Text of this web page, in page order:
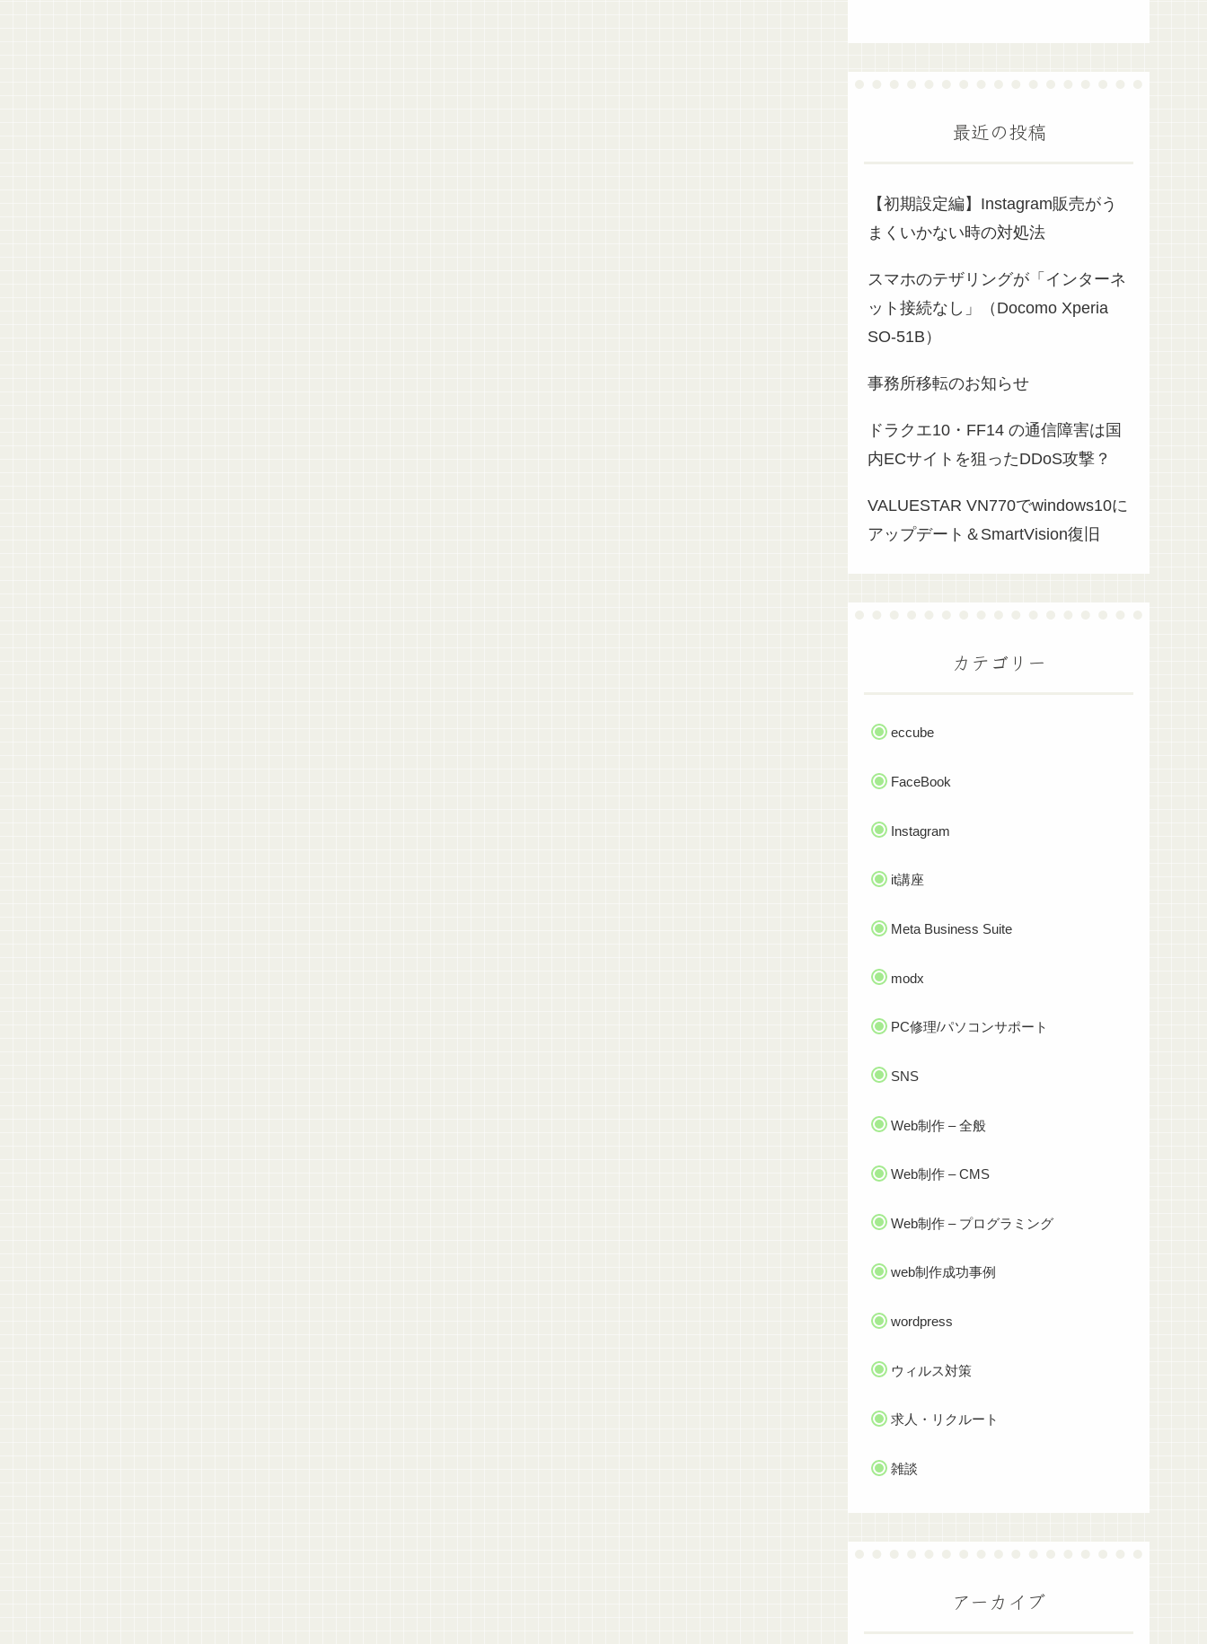
最近の投稿
【初期設定編】Instagram販売がう
まくいかない時の対処法
スマホのテザリングが「インターネ
ット接続なし」（Docomo Xperia
SO-51B）
事務所移転のお知らせ
ドラクエ10・FF14 の通信障害は国
内ECサイトを狙ったDDoS攻撃？
VALUESTAR VN770でwindows10に
アップデート＆SmartVision復旧
カテゴリー
eccube
FaceBook
Instagram
it講座
Meta Business Suite
modx
PC修理/パソコンサポート
SNS
Web制作 – 全般
Web制作 – CMS
Web制作 – プログラミング
web制作成功事例
wordpress
ウィルス対策
求人・リクルート
雑談
アーカイブ